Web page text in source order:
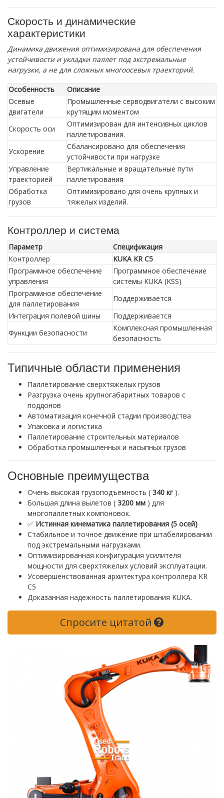
Скорость и динамические
характеристики
Динамика движения оптимизирована для обеспечения
устойчивости и укладки паллет под экстремальные
нагрузки, а не для сложных многоосевых траекторий.
Особенность
Описание
Осевые
двигатели
Промышленные серводвигатели с высоким
крутящим моментом
Скорость оси
Оптимизирован для интенсивных циклов
паллетирования.
Ускорение
Сбалансировано для обеспечения
устойчивости при нагрузке
Управление
траекторией
Вертикальные и вращательные пути
паллетирования
Обработка
грузов
Оптимизировано для очень крупных и
тяжелых изделий.
Контроллер и система
Параметр
Спецификация
Контроллер
KUKA KR C5
Программное обеспечение
управления
Программное обеспечение
системы KUKA (KSS)
Программное обеспечение
для паллетирования
Поддерживается
Интеграция полевой шины
Поддерживается
Функции безопасности
Комплексная промышленная
безопасность
Типичные области применения
Паллетирование сверхтяжелых грузов
Разгрузка очень крупногабаритных товаров с
поддонов
Автоматизация конечной стадии производства
Упаковка и логистика
Паллетирование строительных материалов
Обработка промышленных и насыпных грузов
Основные преимущества
Очень высокая грузоподъемность ( 340 кг ).
Большая длина вылетов ( 3200 мм ) для
многопаллетных компоновок.
✅ Истинная кинематика паллетирования (5 осей)
Стабильное и точное движение при штабелировании
под экстремальными нагрузками.
Оптимизированная конфигурация усилителя
мощности для сверхтяжелых условий эксплуатации.
Усовершенствованная архитектура контроллера KR
C5
Доказанная надежность паллетирования KUKA.
Спросите цитатой